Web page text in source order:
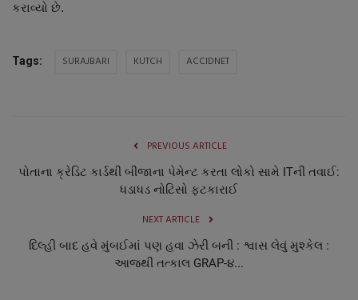
કરાવ્યો છે.
Tags: SURAJBARI KUTCH ACCIDNET
PREVIOUS ARTICLE
પોતાના ક્રેડિટ કાર્ડથી બીજાના પેમેન્ટ કરતા લોકો સામે ITની તવાઈ:
ધડાધડ નોટિસો ફટકારાઈ
NEXT ARTICLE
દિલ્હી બાદ હવે મુંબઈમાં પણ હવા ઝેરી બની : શ્વાસ લેવું મુશ્કેલ :
આજથી તત્કાલ GRAP-૪...